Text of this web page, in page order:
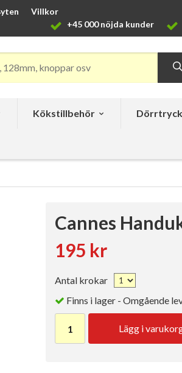
Villkor
+45 000 nöjda kunder
Kökstillbehör
Cannes
195 kr
Antal krokar
Finns i lager - Omgående
Lägg i